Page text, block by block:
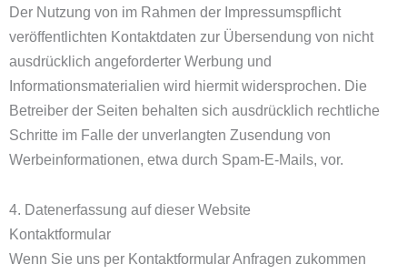
Der Nutzung von im Rahmen der Impressumspflicht
veröffentlichten Kontaktdaten zur Übersendung von nicht
ausdrücklich angeforderter Werbung und
Informationsmaterialien wird hiermit widersprochen. Die
Betreiber der Seiten behalten sich ausdrücklich rechtliche
Schritte im Falle der unverlangten Zusendung von
Werbeinformationen, etwa durch Spam-E-Mails, vor.
4. Datenerfassung auf dieser Website
Kontaktformular
Wenn Sie uns per Kontaktformular Anfragen zukommen